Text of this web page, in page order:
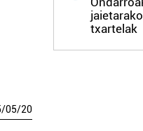
/05/20
txartelak